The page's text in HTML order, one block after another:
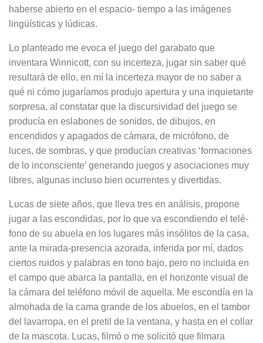
haberse abierto en el espacio- tiempo a las imágenes
lingüísticas y lúdicas.
Lo planteado me evoca el juego del garabato que
inventara Winnicott, con su incerteza, jugar sin saber qué
resul­tará de ello, en mí la incerteza mayor de no saber a
qué ni cómo jugaríamos produjo apertura y una inquietante
sor­presa, al constatar que la discursividad del juego se
producía en eslabones de sonidos, de dibujos, en
encendidos y apagados de cámara, de micrófono, de
luces, de sombras, y que producían creativas ‘formaciones
de lo incons­ciente’ generando juegos y asociacio­nes muy
libres, algunas incluso bien ocurrentes y divertidas.
Lucas de siete años, que lleva tres en análisis, propone
jugar a las escondi­das, por lo que va escondiendo el telé­
fono de su abuela en los lugares más insólitos de la casa,
ante la mirada-presencia azorada, inferida por mí, da­dos
ciertos ruidos y palabras en tono bajo, pero no incluida en
el campo que abarca la pantalla, en el horizonte vi­sual de
la cámara del teléfono móvil de aquella. Me escondía en la
almohada de la cama grande de los abuelos, en el tambor
del lavarropa, en el pretil de la ventana, y hasta en el collar
de la mascota. Lucas, filmó o me solicitó que filmara